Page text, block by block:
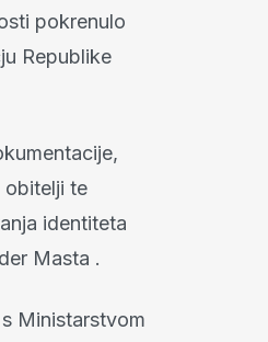
pokrenulo
Republike
obitelji te
identiteta
Masta .
Ministarstvom